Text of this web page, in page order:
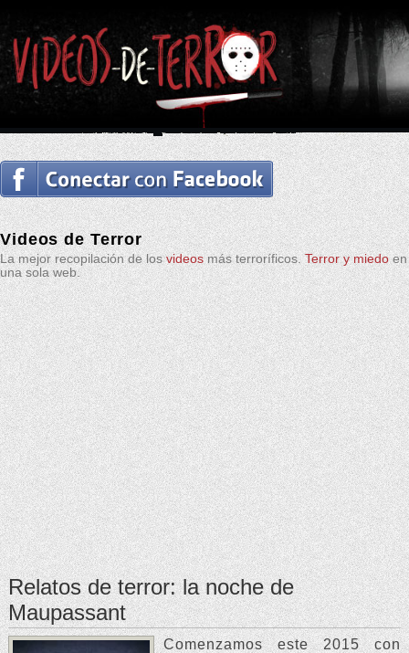
Videos de Terror
La mejor recopilación de losvideosmás terroríficos.Terror y miedoen
una sola web.
Relatos de terror: la noche de
Maupassant
Comenzamos este 2015 con